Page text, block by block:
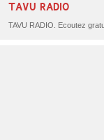
TAVU RADIO